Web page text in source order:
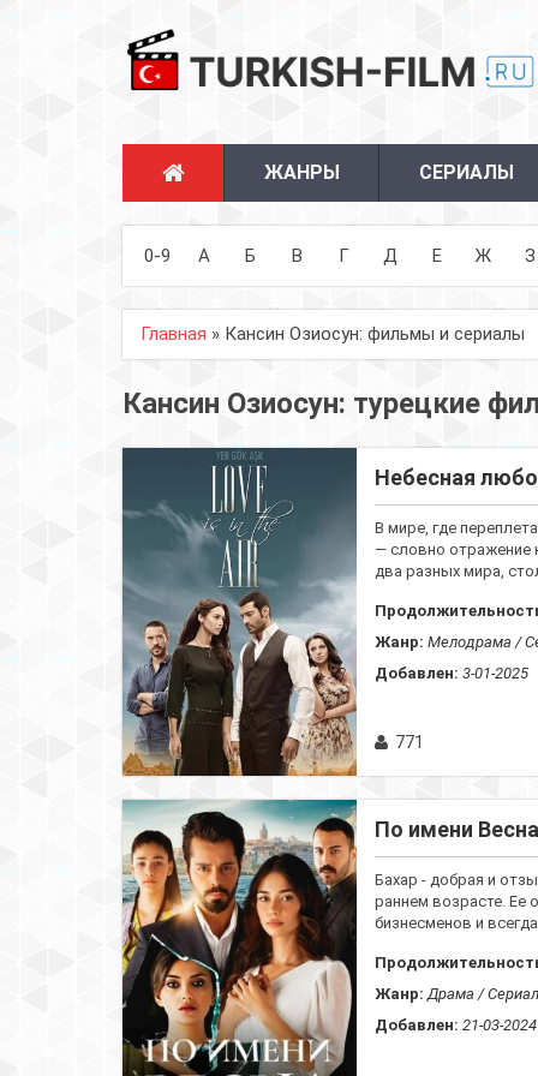
ЖАНРЫ СЕРИАЛЫ
0-9 А Б В Г Д Е Ж З
Главная » Кансин Озиосун: фильмы и сериалы
Кансин Озиосун: турецкие
Небесная
В мире, где
— словно отражение
два разных мира,
Жанр: Мелодрама /
Добавлен: 3-01-2025
771
По имени
Бахар - добрая и
раннем возрасте. Ее
бизнесменов и
Жанр: Драма /
Добавлен: 21-03-2024